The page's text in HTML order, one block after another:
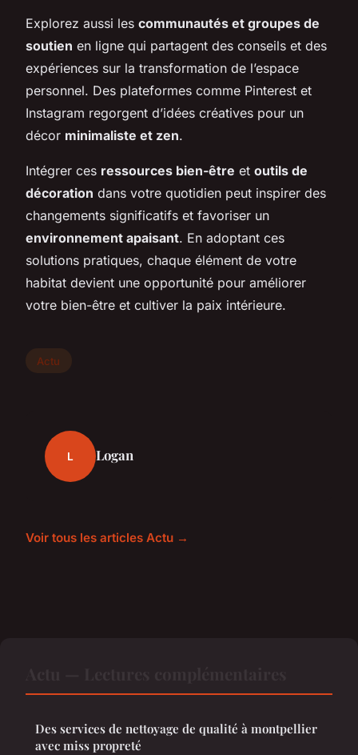
Explorez aussi les communautés et groupes de
soutien en ligne qui partagent des conseils et des
expériences sur la transformation de l’espace
personnel. Des plateformes comme Pinterest et
Instagram regorgent d’idées créatives pour un
décor minimaliste et zen.
Intégrer ces ressources bien-être et outils de
décoration dans votre quotidien peut inspirer des
changements significatifs et favoriser un
environnement apaisant. En adoptant ces
solutions pratiques, chaque élément de votre
habitat devient une opportunité pour améliorer
votre bien-être et cultiver la paix intérieure.
Actu
L Logan
Voir tous les articles Actu →
Des services de nettoyage de qualité à montpellier
avec miss propreté